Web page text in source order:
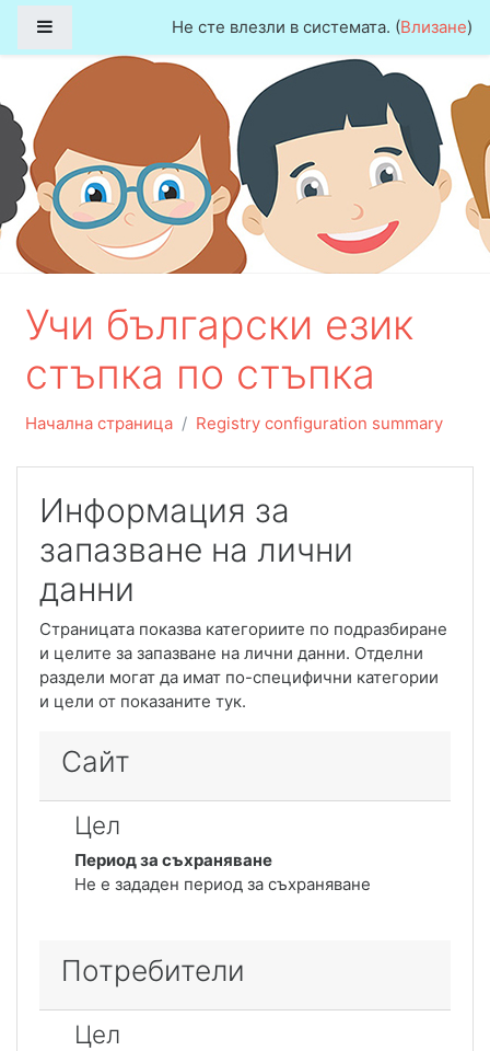
Прескочи на основното съдържание
Страничен панелНе сте влезли в системата. (Влизане)
Учи български език
стъпка по стъпка
Начална страница Registry configuration summary
Информация за
запазване на лични
данни
Страницата показва категориите по подразбиране
и целите за запазване на лични данни. Отделни
раздели могат да имат по-специфични категории
и цели от показаните тук.
Сайт
Цел
Период за съхраняване
Не е зададен период за съхраняване
Потребители
Цел